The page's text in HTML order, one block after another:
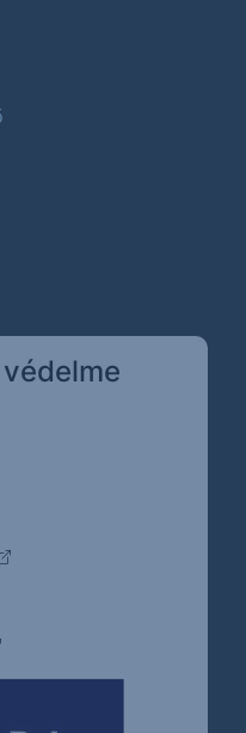
oldalra ugrik)
ugrik)
oldalra ugrik)
oldalra ugrik)